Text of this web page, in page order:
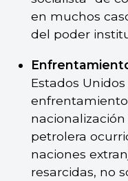
en muchos
del poder
Estados
petrolera
naciones
resarcidas, no